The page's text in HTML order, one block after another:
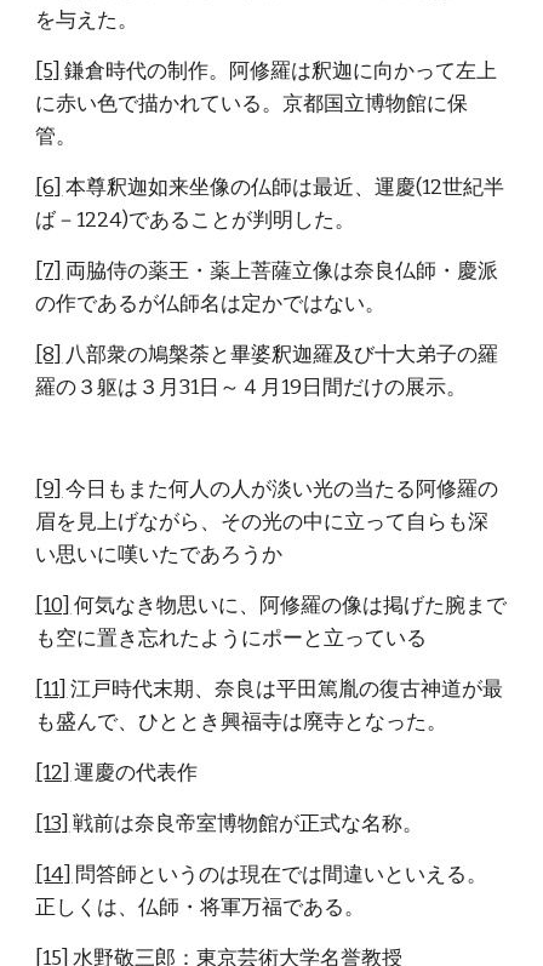
を与えた。
[5] 鎌倉時代の制作。阿修羅は釈迦に向かって左上
に赤い色で描かれている。京都国立博物館に保
管。
[6] 本尊釈迦如来坐像の仏師は最近、運慶(12世紀半
ば－1224)であることが判明した。
[7] 両脇侍の薬王・薬上菩薩立像は奈良仏師・慶派
の作であるが仏師名は定かではない。
[8] 八部衆の鳩槃荼と畢婆釈迦羅及び十大弟子の羅
羅の３躯は３月31日～４月19日間だけの展示。
[9] 今日もまた何人の人が淡い光の当たる阿修羅の
眉を見上げながら、その光の中に立って自らも深
い思いに嘆いたであろうか
[10] 何気なき物思いに、阿修羅の像は掲げた腕まで
も空に置き忘れたようにポーと立っている
[11] 江戸時代末期、奈良は平田篤胤の復古神道が最
も盛んで、ひととき興福寺は廃寺となった。
[12] 運慶の代表作
[13] 戦前は奈良帝室博物館が正式な名称。
[14] 問答師というのは現在では間違いといえる。
正しくは、仏師・将軍万福である。
[15] 水野敬三郎：東京芸術大学名誉教授